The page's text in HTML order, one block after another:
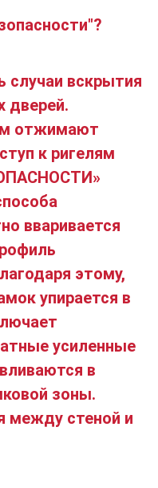
случаи вскрытия
дверей.
отжимают
к ригелям
вваривается
этому,
упирается в
усиленные
в
зоны.
между стеной и